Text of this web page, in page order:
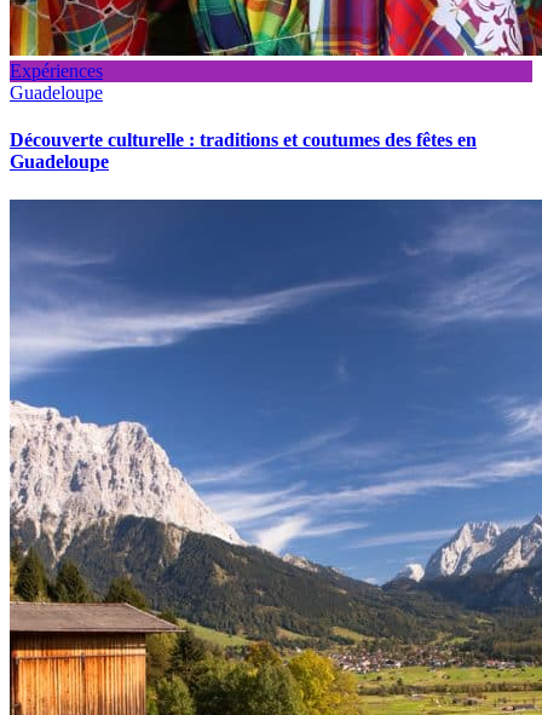
Expériences
Guadeloupe
Découverte culturelle : traditions et coutumes des fêtes en
Guadeloupe